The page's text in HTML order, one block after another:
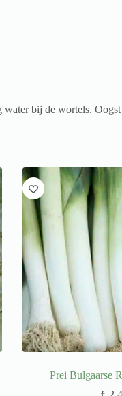
bij de wortels.
Prei Bulgaarse